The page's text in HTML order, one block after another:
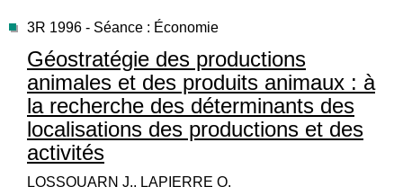
3R 1996 - Séance : Économie
Géostratégie des productions
animales et des produits animaux : à
la recherche des déterminants des
localisations des productions et des
activités
LOSSOUARN J., LAPIERRE O.